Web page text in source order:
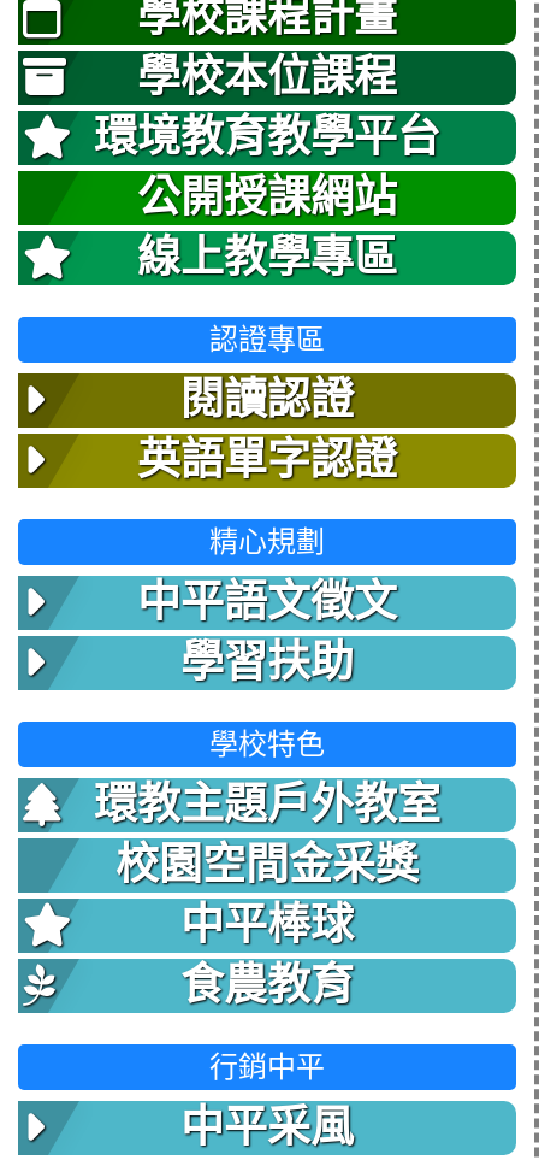
學校課程計畫
學校本位課程
環境教育教學平台
公開授課網站
線上教學專區
認證專區
閱讀認證
英語單字認證
精心規劃
中平語文徵文
學習扶助
學校特色
環教主題戶外教室
校園空間金采獎
中平棒球
食農教育
行銷中平
中平采風